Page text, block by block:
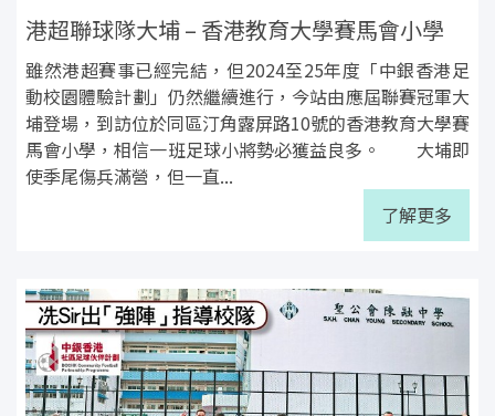
港超聯球隊大埔 – 香港教育大學賽馬會小學
雖然港超賽事已經完結，但2024至25年度「中銀香港足
動校園體驗計劃」仍然繼續進行，今站由應屆聯賽冠軍大
埔登場，到訪位於同區汀角露屏路10號的香港教育大學賽
馬會小學，相信一班足球小將勢必獲益良多。 大埔即
使季尾傷兵滿營，但一直...
了解更多